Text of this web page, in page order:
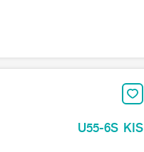
U55-6S KIS